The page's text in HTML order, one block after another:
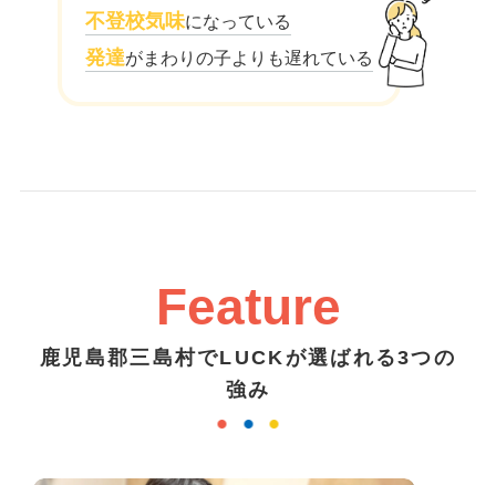
不登校気味になっている
発達がまわりの子よりも遅れている
Feature
鹿児島郡三島村でLUCKが選ばれる3つの
強み